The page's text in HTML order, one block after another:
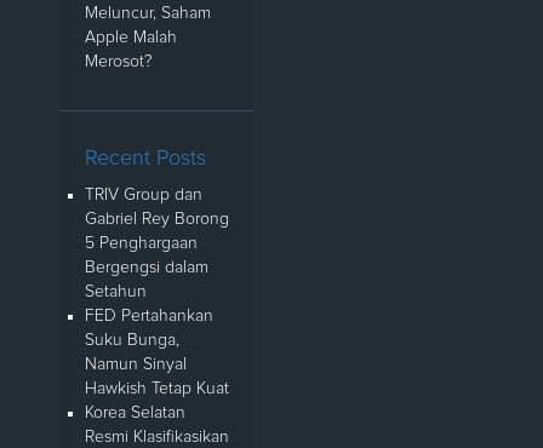
Meluncur, Saham
Apple Malah
Merosot?
Recent Posts
TRIV Group dan
Gabriel Rey Borong
5 Penghargaan
Bergengsi dalam
Setahun
FED Pertahankan
Suku Bunga,
Namun Sinyal
Hawkish Tetap Kuat
Korea Selatan
Resmi Klasifikasikan